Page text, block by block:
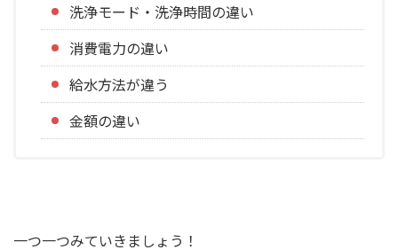
洗浄モード・洗浄時間の違い
消費電力の違い
給水方法が違う
金額の違い
一つ一つみていきましょう！